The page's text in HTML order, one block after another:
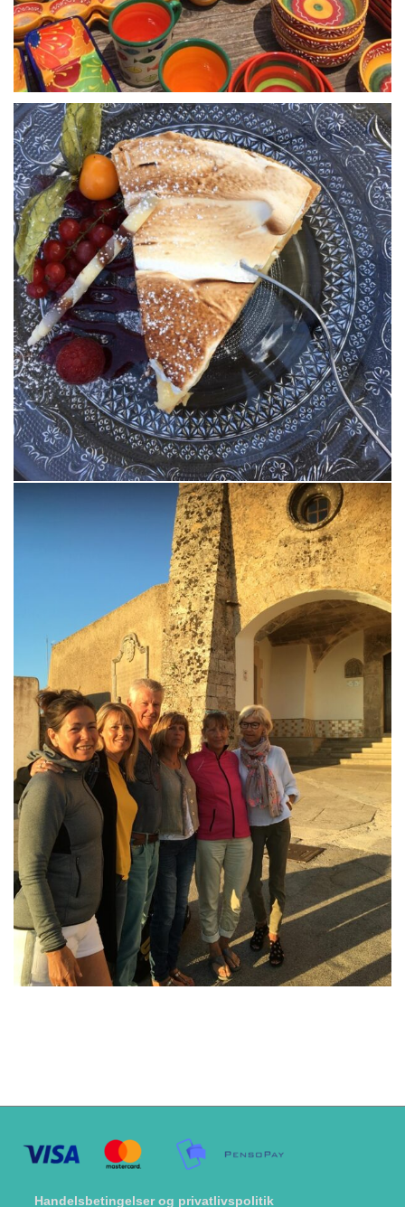
Handelsbetingelser og privatlivspolitik